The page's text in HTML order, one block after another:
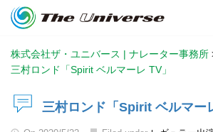
株式会社ザ・ユニバース | ナレーター事務所
三村ロンド「Spirit ベルマーレ TV」
三村ロンド「Spirit ベルマー